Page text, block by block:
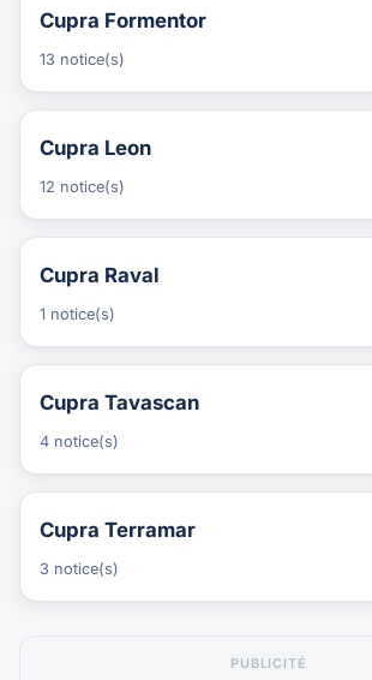
Cupra Formentor
13 notice(s)
Cupra Leon
12 notice(s)
Cupra Raval
1 notice(s)
Cupra Tavascan
4 notice(s)
Cupra Terramar
3 notice(s)
PUBLICITÉ